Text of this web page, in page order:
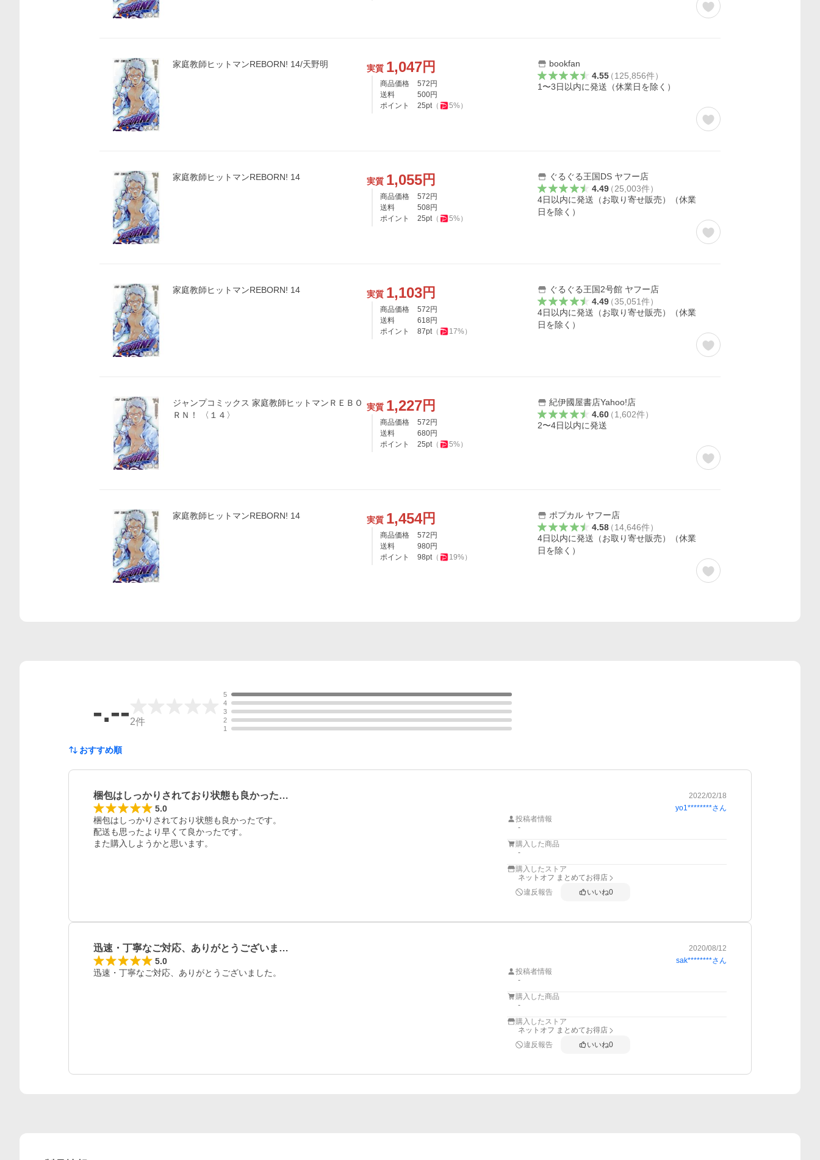
家庭教師ヒットマンREBORN! 14/天野明 実質 1,047円
商品価格 572 円
送料
500円
ポイント
25pt（ 5%）
bookfan
4.55（125,856件）
1〜3日以内に発送（休業日を除く）
家庭教師ヒットマンREBORN! 14 実質 1,055円
商品価格 572 円
送料
508 円
ポイント
25pt（ 5%）
ぐるぐる王国DS ヤフー店
4.49（25,003件）
4日以内に発送（お取り寄せ販売）（休業
日を除く）
家庭教師ヒットマンREBORN! 14 実質 1,103円
商品価格 572 円
送料
618 円
ポイント
87pt（ 17%）
ぐるぐる王国2号館 ヤフー店
4.49（35,051件）
4日以内に発送（お取り寄せ販売）（休業
日を除く）
ジャンプコミックス 家庭教師ヒットマンＲＥＢＯ
ＲＮ！ 〈１４〉
実質 1,227円
商品価格 572 円
送料
680円
ポイント
25pt（ 5%）
紀伊國屋書店Yahoo!店
4.60（1,602件）
2〜4日以内に発送
家庭教師ヒットマンREBORN! 14 実質 1,454円
商品価格 572 円
送料
980円
ポイント
98pt（ 19%）
ポプカル ヤフー店
4.58（14,646件）
4日以内に発送（お取り寄せ販売）（休業
日を除く）
-.--2件
5
4
3
2
1
おすすめ順
梱包はしっかりされており状態も良かった… 2022/02/18
5.0 yo1********さん
梱包はしっかりされており状態も良かったです。
配送も思ったより早くて良かったです。
また購入しようかと思います。
投稿者情報
-
購入した商品
-
購入したストア
ネットオフ まとめてお得店
違反報告
いいね0
迅速・丁寧なご対応、ありがとうございま… 2020/08/12
5.0 sak********さん
迅速・丁寧なご対応、ありがとうございました。
投稿者情報
-
購入した商品
-
購入したストア
ネットオフ まとめてお得店
違反報告
いいね0